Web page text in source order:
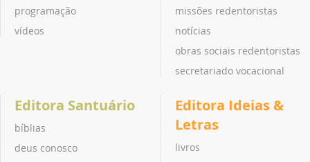
programação
vídeos
missões redentoristas
notícias
obras sociais redentoristas
secretariado vocacional
Editora Santuário
bíblias
deus conosco
Editora Ideias &
Letras
livros